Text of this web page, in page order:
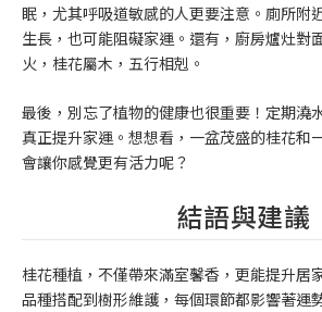
眠，尤其呼吸道敏感的人更要注意。廁所附
生長，也可能阻礙家運。還有，廚房爐灶對
火，桂花屬木，五行相剋。
最後，別忘了植物的健康也很重要！定期澆
真正提升家運。想想看，一盆茂盛的桂花和
會讓你感覺更有活力呢？
結語與建議
桂花種植，不僅帶來滿室馨香，更能提升居
品種搭配到樹形維護，每個環節都影響著運